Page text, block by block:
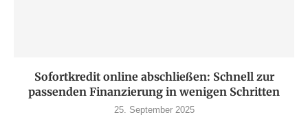
Sofortkredit online abschließen: Schnell zur
passenden Finanzierung in wenigen Schritten
25. September 2025